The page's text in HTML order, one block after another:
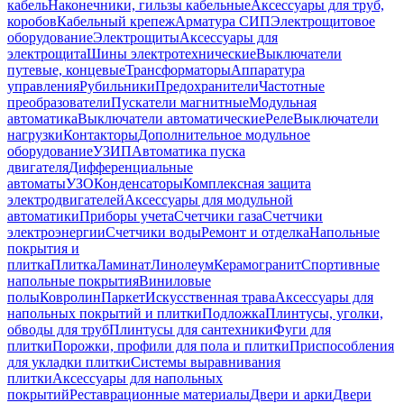
кабельНаконечники, гильзы кабельныеАксессуары для труб,
коробовКабельный крепежАрматура СИПЭлектрощитовое
оборудованиеЭлектрощитыАксессуары для
электрощитаШины электротехническиеВыключатели
путевые, концевыеТрансформаторыАппаратура
управленияРубильникиПредохранителиЧастотные
преобразователиПускатели магнитныеМодульная
автоматикаВыключатели автоматическиеРелеВыключатели
нагрузкиКонтакторыДополнительное модульное
оборудованиеУЗИПАвтоматика пуска
двигателяДифференциальные
автоматыУЗОКонденсаторыКомплексная защита
электродвигателейАксессуары для модульной
автоматикиПриборы учетаСчетчики газаСчетчики
электроэнергииСчетчики водыРемонт и отделкаНапольные
покрытия и
плиткаПлиткаЛаминатЛинолеумКерамогранитСпортивные
напольные покрытияВиниловые
полыКовролинПаркетИскусственная траваАксессуары для
напольных покрытий и плиткиПодложкаПлинтусы, уголки,
обводы для трубПлинтусы для сантехникиФуги для
плиткиПорожки, профили для пола и плиткиПриспособления
для укладки плиткиСистемы выравнивания
плиткиАксессуары для напольных
покрытийРеставрационные материалыДвери и аркиДвери